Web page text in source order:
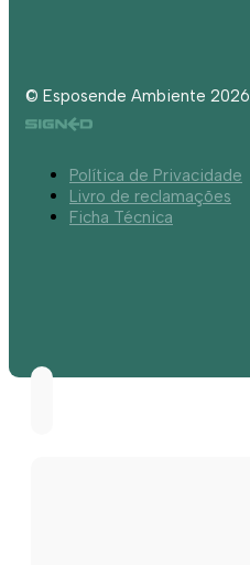
© Esposende Ambiente 2026
Política de Privacidade
Livro de reclamações
Ficha Técnica